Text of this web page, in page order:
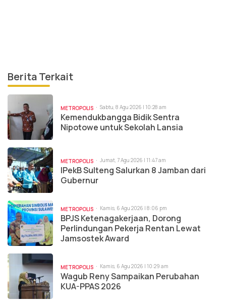
Berita Terkait
METROPOLIS Sabtu, 8 Agu 2026 | 10:28 am
Kemendukbangga Bidik Sentra
Nipotowe untuk Sekolah Lansia
METROPOLIS Jumat, 7 Agu 2026 | 11:47 am
IPekB Sulteng Salurkan 8 Jamban dari
Gubernur
METROPOLIS Kamis, 6 Agu 2026 | 8:06 pm
BPJS Ketenagakerjaan, Dorong
Perlindungan Pekerja Rentan Lewat
Jamsostek Award
METROPOLIS Kamis, 6 Agu 2026 | 10:29 am
Wagub Reny Sampaikan Perubahan
KUA-PPAS 2026